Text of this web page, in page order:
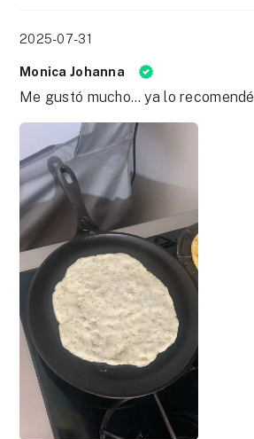
2025-07-31
Monica Johanna
Me gustó mucho… ya lo recomendé